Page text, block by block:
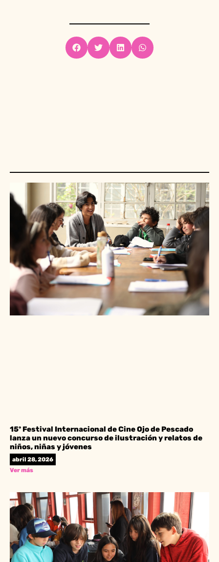
15º Festival Internacional de Cine Ojo de Pescado
lanza un nuevo concurso de ilustración y relatos de
niños, niñas y jóvenes
abril 28, 2026
Ver más